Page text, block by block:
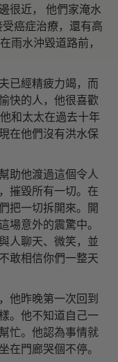
很近， 他們家淹水
癌症治療，還有高
雨水沖毀道路前，
已經精疲力竭，而
快的人，他很喜歡
和太太在過去十年
在他們沒有洪水保
助他渡過這個令人
摧毀所有一切。在
把一切拆開來。開
場意外的震驚中。
人聊天、微笑，並
敢相信你們一整天
他昨晚第一次回到
。他不知道自己一
忙。他認為事情就
在門廊哭個不停。